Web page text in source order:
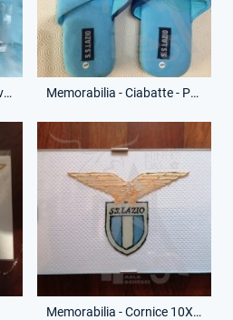
Memorabilia - Clips Adesive - Prodotto Ufficiale Memorabilia - Ciabatte - Prodotto Ufficiale
Memorabilia - Cornice 10X15